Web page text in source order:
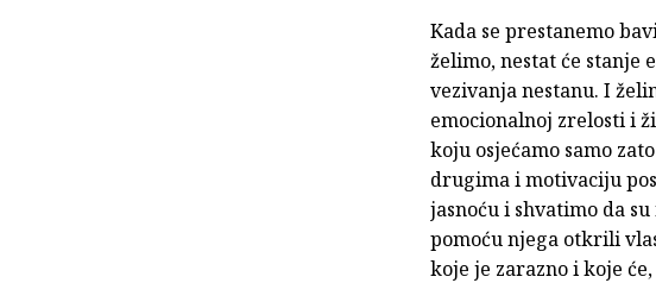
Kada se prestanemo
želimo, nestat će stanje
vezivanja nestanu. I
emocionalnoj zrelosti i
koju osjećamo samo
drugima i motivaciju
jasnoću i shvatimo da
pomoću njega otkrili
koje je zarazno i koje